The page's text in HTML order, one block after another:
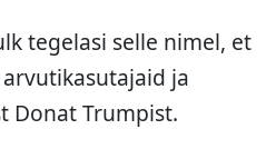
tegelasi selle nimel, et
ja
Donat Trumpist.